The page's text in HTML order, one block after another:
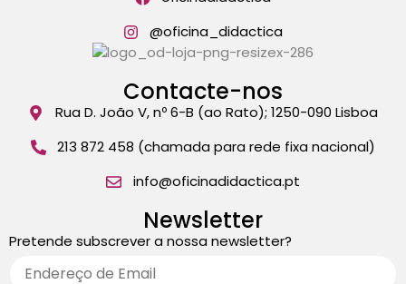
@oficina_didactica
Contacte-nos
Rua D. João V, nº 6-B (ao Rato); 1250-090 Lisboa
213 872 458 (chamada para rede fixa nacional)
info@oficinadidactica.pt
Newsletter
Pretende subscrever a nossa newsletter?